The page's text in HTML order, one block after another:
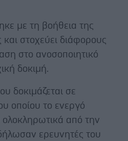
με τη βοήθεια της
στοχεύει διάφορους
στο ανοσοποιητικό
δοκιμή.
δοκιμάζεται σε
οποίου το ενεργό
ολοκληρωτικά από την
ερευνητές του